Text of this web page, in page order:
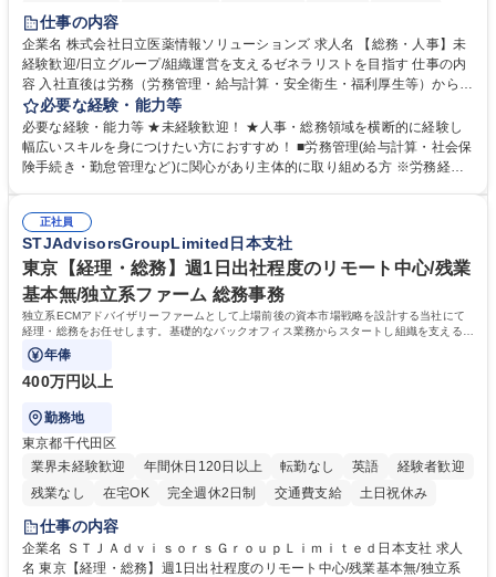
住宅手当あり
育休あり
完全週休2日制 交通費支給 土日祝休み 寮・社宅あり
仕事の内容
企業名 株式会社日立医薬情報ソリューションズ 求人名 【総務・人事】未
経験歓迎/日立グループ/組織運営を支えるゼネラリストを目指す 仕事の内
容 入社直後は労務（労務管理・給与計算・安全衛生・福利厚生等）からお
任せいたします。将来は総務・採用・教育業務へ守備範囲を広げ、組織運
営を支えるゼネラリストをめざせます。 ・初期業務：労働時間管理、給与
計算、社会保険対応、福利厚生管理、安全衛生、健康経営推進等をお任せ
します。ご経験に応じて、休職者管理など、幅広く経験を積んでいただき
幅広く経験を積みたい意欲がある方に最適な環境です。 募集職種 【総
務・人事】未経験歓迎/日立グループ/組織運営を支えるゼネラリストを目
指す
必要な経験・能力等
必要な経験・能力等 ★未経験歓迎！ ★人事・総務領域を横断的に経験し
幅広いスキルを身につけたい方におすすめ！ ■労務管理(給与計算・社会保
険手続き・勤怠管理など)に関心があり主体的に取り組める方 ※労務経験
のご経験 ■労務管理（給与計算・社会保険手続き・勤怠管理など）の経験
■衛生管理者の資格をお持ちの方 学歴・資格 学歴：大学院 大学 高専 短大
専修学校 高校 語学力： 資格：
正社員
STJAdvisorsGroupLimited日本支社
東京【経理・総務】週1日出社程度のリモート中心/残業
基本無/独立系ファーム 総務事務
独立系ECMアドバイザリーファームとして上場前後の資本市場戦略を設計する当社にて
経理・総務をお任せします。基礎的なバックオフィス業務からスタートし組織を支える専
任担当として広く活躍できる環境です。
年俸
400万円以上
勤務地
東京都千代田区
業界未経験歓迎
年間休日120日以上 転勤なし 英語
経験者歓迎
残業なし
在宅OK 完全週休2日制 交通費支給 土日祝休み
仕事の内容
企業名 ＳＴＪＡｄｖｉｓｏｒｓＧｒｏｕｐＬｉｍｉｔｅｄ日本支社 求人
名 東京【経理・総務】週1日出社程度のリモート中心/残業基本無/独立系